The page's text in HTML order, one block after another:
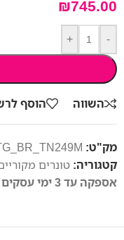
₪745.00
-
+
השווה הוסף
מק"ט:
קטגוריה: טונרים
אספקה עד 3 ימי עסקים ברוב חלקי הארץ